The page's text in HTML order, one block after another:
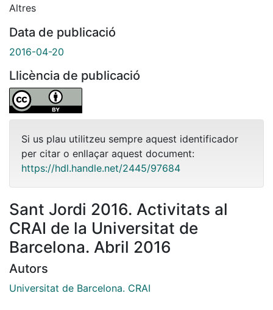
Altres
Data de publicació
2016-04-20
Llicència de publicació
Si us plau utilitzeu sempre aquest identificador
per citar o enllaçar aquest document:
https://hdl.handle.net/2445/97684
Sant Jordi 2016. Activitats al
CRAI de la Universitat de
Barcelona. Abril 2016
Autors
Universitat de Barcelona. CRAI